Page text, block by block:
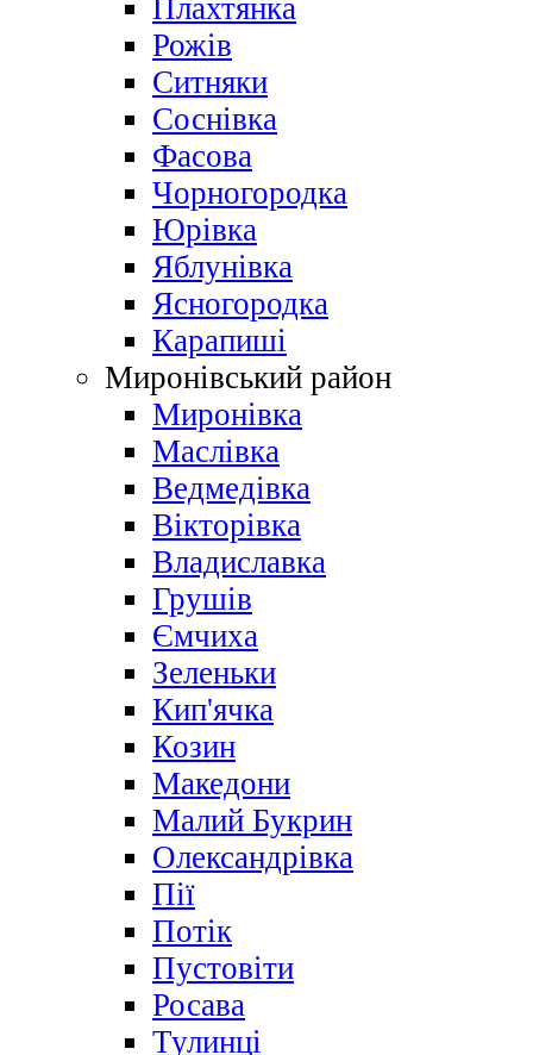
Плахтянка
Рожів
Ситняки
Соснівка
Фасова
Чорногородка
Юрівка
Яблунівка
Ясногородка
Карапиші
Миронівський район
Миронівка
Маслівка
Ведмедівка
Вікторівка
Владиславка
Грушів
Ємчиха
Зеленьки
Кип'ячка
Козин
Македони
Малий Букрин
Олександрівка
Пії
Потік
Пустовіти
Росава
Тулинці